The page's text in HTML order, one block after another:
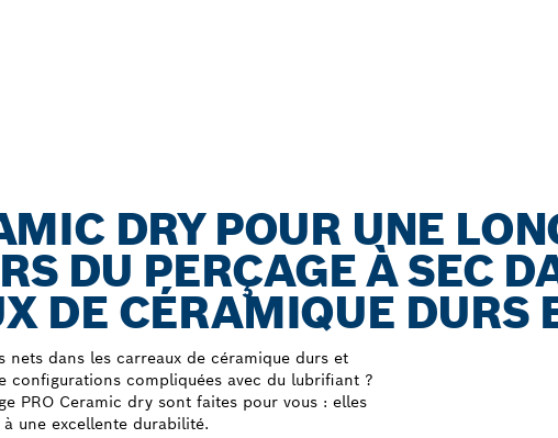
DRY POUR UNE
DU PERÇAGE À SEC
DE CÉRAMIQUE DURS
nets dans les carreaux de céramique durs et
configurations compliquées avec du lubrifiant ?
PRO Ceramic dry sont faites pour vous : elles
une excellente durabilité.